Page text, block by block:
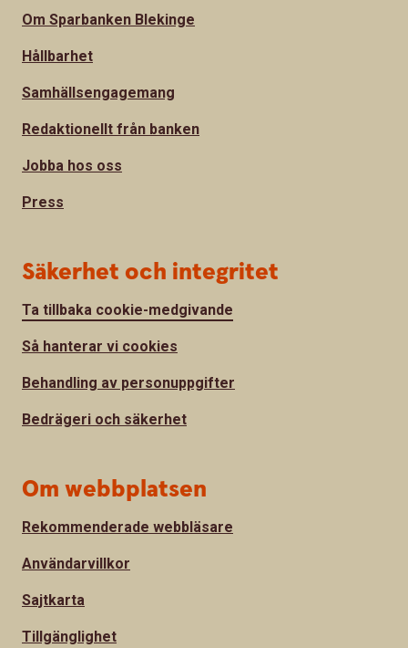
Om Sparbanken Blekinge
Hållbarhet
Samhällsengagemang
Redaktionellt från banken
Jobba hos oss
Press
Säkerhet och integritet
Ta tillbaka cookie-medgivande
Så hanterar vi cookies
Behandling av personuppgifter
Bedrägeri och säkerhet
Om webbplatsen
Rekommenderade webbläsare
Användarvillkor
Sajtkarta
Tillgänglighet